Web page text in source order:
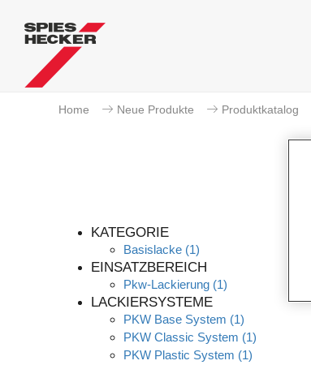
Home Neue Produkte Produktkatalog
KATEGORIE
Basislacke (1)
EINSATZBEREICH
Pkw-Lackierung (1)
LACKIERSYSTEME
PKW Base System (1)
PKW Classic System (1)
PKW Plastic System (1)